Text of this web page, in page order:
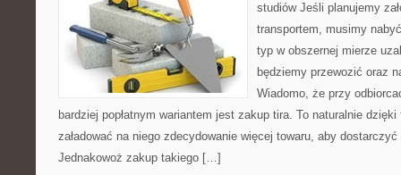
studiów Jeśli planujemy
transportem, musimy
typ w obszernej mierze
będziemy przewozić oraz
Wiadomo, że przy
bardziej popłatnym wariantem jest zakup tira. To naturalnie
załadować na niego zdecydowanie więcej towaru, aby
Jednakowoż zakup takiego […]